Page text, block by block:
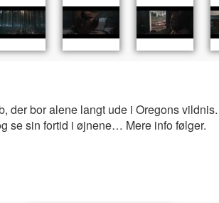
bor alene langt ude i Oregons
se sin fortid i øjnene… Mere info følger.